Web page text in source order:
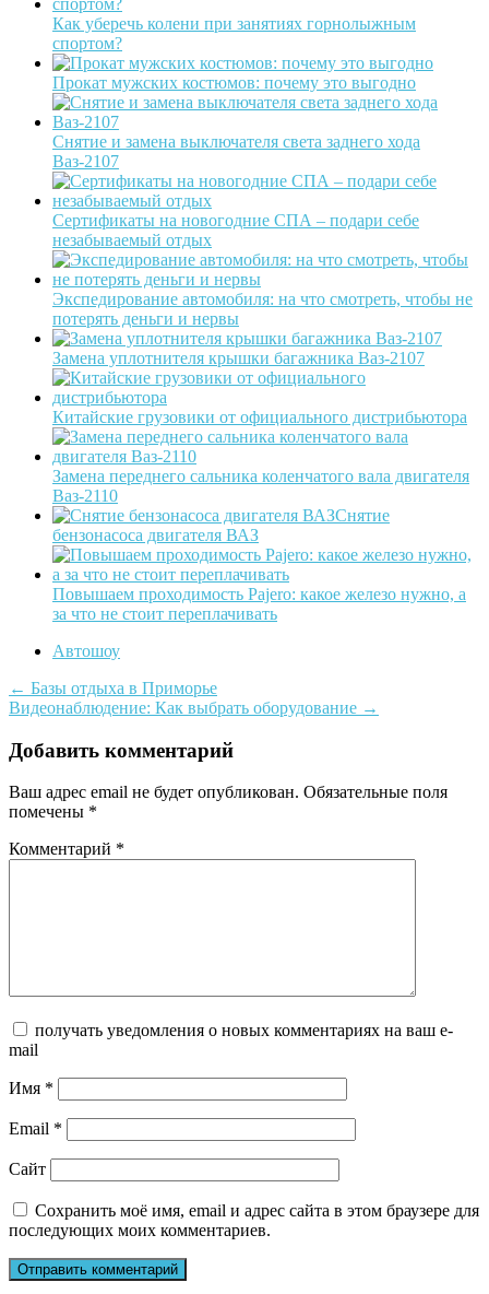
Как уберечь колени при занятиях горнолыжным
спортом?
Прокат мужских костюмов: почему это выгодно
Снятие и замена выключателя света заднего хода
Ваз-2107
Сертификаты на новогодние СПА – подари себе
незабываемый отдых
Экспедирование автомобиля: на что смотреть, чтобы не
потерять деньги и нервы
Замена уплотнителя крышки багажника Ваз-2107
Китайские грузовики от официального дистрибьютора
Замена переднего сальника коленчатого вала двигателя
Ваз-2110
Снятие
бензонасоса двигателя ВАЗ
Повышаем проходимость Pajero: какое железо нужно, а
за что не стоит переплачивать
Автошоу
Post
navigation
← Базы отдыха в Приморье
Видеонаблюдение: Как выбрать оборудование →
Добавить комментарий
Ваш адрес email не будет опубликован. Обязательные поля
помечены *
Комментарий *
получать уведомления о новых комментариях на ваш e-
mail
Имя *
Email *
Сайт
Сохранить моё имя, email и адрес сайта в этом браузере для
последующих моих комментариев.